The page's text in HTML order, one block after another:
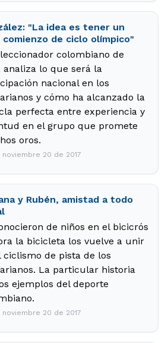
"La idea es tener un
comienzo de ciclo olímpico"
colombiano de
analiza lo que será la
nacional en los
y cómo ha alcanzado la
perfecta entre experiencia y
en el grupo que promete
oros.
noviembre 20 de 2017
y Rubén, amistad a todo
de niños en el bicicrós
la bicicleta los vuelve a unir
ciclismo de pista de los
La particular historia
ejemplos del deporte
noviembre 20 de 2017